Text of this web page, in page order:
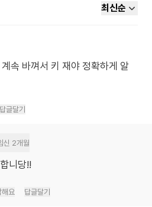
최신순
속 바껴서 키 재야 정확하게 알
답글달기
신 2개월
니당!!
해요 답글달기